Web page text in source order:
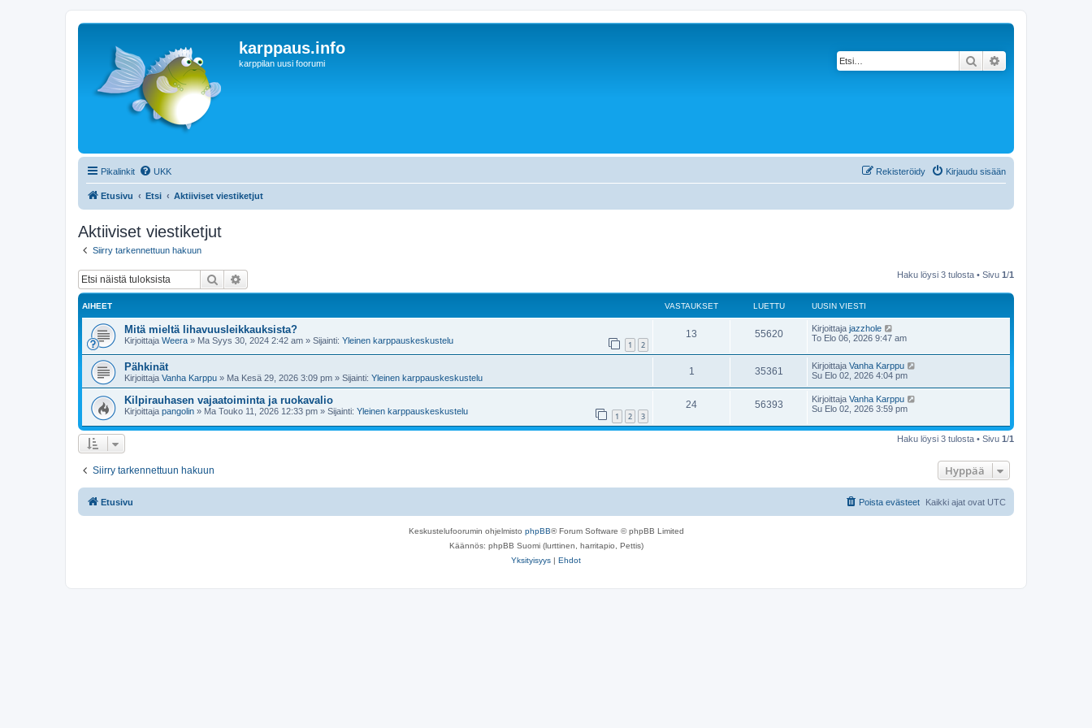
karppaus.info
karppilan uusi foorumi Etsi
Pikalinkit UKK Kirjaudu sisään
Rekisteröidy
Etusivu Etsi Aktiiviset viestiketjut
Aktiiviset viestiketjut
Siirry tarkennettuun hakuun
Etsi Haku löysi 3 tulosta • Sivu 1/1
AIHEET VASTAUKSET LUETTU UUSIN VIESTI
Mitä mieltä lihavuusleikkauksista?
Kirjoittaja Weera » Ma Syys 30, 2024 2:42 am » Sijainti: Yleinen karppauskeskustelu 1 2
13 55620 Kirjoittaja jazzhole
To Elo 06, 2026 9:47 am
Pähkinät
Kirjoittaja Vanha Karppu » Ma Kesä 29, 2026 3:09 pm » Sijainti: Yleinen karppauskeskustelu
1 35361 Kirjoittaja Vanha Karppu
Su Elo 02, 2026 4:04 pm
Kilpirauhasen vajaatoiminta ja ruokavalio
Kirjoittaja pangolin » Ma Touko 11, 2026 12:33 pm » Sijainti: Yleinen karppauskeskustelu 1 2 3
24 56393 Kirjoittaja Vanha Karppu
Su Elo 02, 2026 3:59 pm
Haku löysi 3 tulosta • Sivu 1/1
Siirry tarkennettuun hakuun Hyppää
Etusivu Kaikki ajat ovat UTC
Poista evästeet
Keskustelufoorumin ohjelmisto phpBB® Forum Software © phpBB Limited
Käännös: phpBB Suomi (lurttinen, harritapio, Pettis)
Yksityisyys | Ehdot